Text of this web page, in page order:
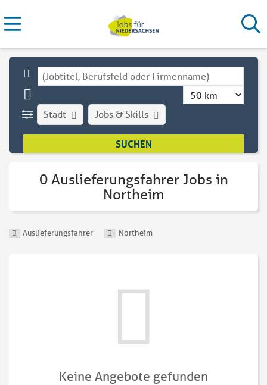
Stadt Jobs & Skills
0 Auslieferungsfahrer Jobs in
Northeim
Auslieferungsfahrer Northeim
Keine Angebote gefunden